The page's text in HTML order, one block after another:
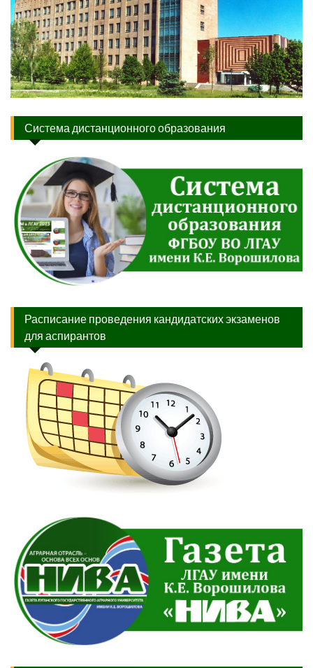
Система дистанционного образования
Расписание проведения кандидатских экзаменов
для аспирантов